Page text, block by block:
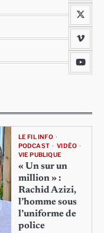
LE FIL INFO
PODCAST
VIDÉO
VIE PUBLIQUE
« Un sur un
million » :
Rachid Azizi,
l’homme sous
l’uniforme de
police